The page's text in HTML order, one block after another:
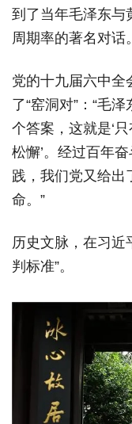
到了当年毛泽东与
周期率的著名对话。
党的十九届六中全
了“窑洞对”：“毛
个答案，这就是‘
松懈’。经过百年
践，我们党又给出
命。”
历史文脉，在习近
判标准”。